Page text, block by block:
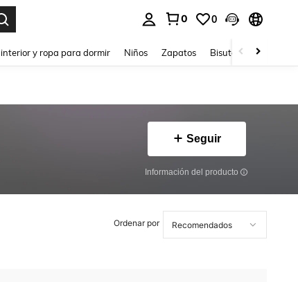
0 0
interior y ropa para dormir Niños Zapatos Bisutería Y
Seguir
Información del producto
Ordenar por